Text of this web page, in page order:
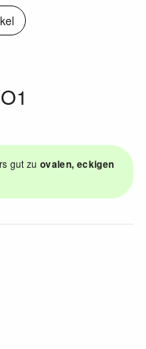
gut zuovalen, eckigen